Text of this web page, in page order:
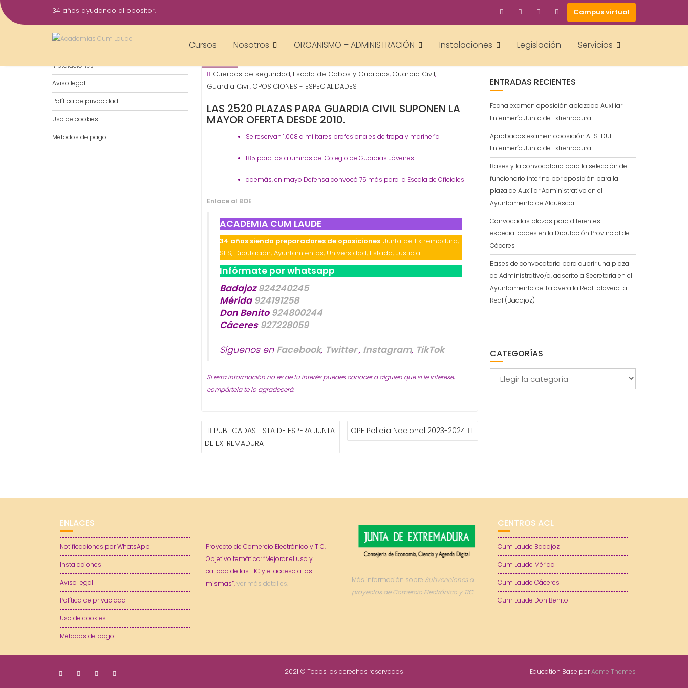
Saltar
al
34 años ayudando al opositor. Campus virtual
Cursos Nosotros ORGANISMO – ADMINISTRACIÓN Instalaciones Legislación Servicios
11 Gestor AcademiasCumLaude
Cuerpos de seguridad, Escala de Cabos y Guardias, Guardia Civil,
Guardia Civil, OPOSICIONES - ESPECIALIDADES
LAS 2520 PLAZAS PARA GUARDIA CIVIL SUPONEN LA
MAYOR OFERTA DESDE 2010.
Se reservan 1.008 a militares profesionales de tropa y marinería
185 para los alumnos del Colegio de Guardias Jóvenes
además, en mayo Defensa convocó 75 más para la Escala de Oficiales
Enlace al BOE
ACADEMIA CUM LAUDE
34 años siendo preparadores de oposiciones: Junta de Extremadura,
SES, Diputación, Ayuntamientos, Universidad, Estado, Justicia…
Infórmate por whatsapp
Badajoz924240245
Mérida 924191258
Don Benito 924800244
Cáceres 927228059
Síguenos en Facebook, Twitter, Instagram, TikTok
Si esta información no es de tu interés puedes conocer a alguien que si le interese,
compártela te lo agradecerá.
NAVEGACIÓN
DE
ENTRADAS
PUBLICADAS LISTA DE ESPERA JUNTA
DE EXTREMADURA
OPE Policía Nacional 2023-2024
Instalaciones
Aviso legal
Política de privacidad
Uso de cookies
Métodos de pago
ENTRADAS RECIENTES
Fecha examen oposición aplazado Auxiliar
Enfermería Junta de Extremadura
Aprobados examen oposición ATS-DUE
Enfermería Junta de Extremadura
Bases y la convocatoria para la selección de
funcionario interino por oposición para la
plaza de Auxiliar Administrativo en el
Ayuntamiento de Alcuéscar
Convocadas plazas para diferentes
especialidades en la Diputación Provincial de
Cáceres
Bases de convocatoria para cubrir una plaza
de Administrativo/a, adscrito a Secretaría en el
Ayuntamiento de Talavera la RealTalavera la
Real (Badajoz)
CATEGORÍAS
ENLACES
Notificaciones por WhatsApp
Instalaciones
Aviso legal
Política de privacidad
Uso de cookies
Métodos de pago
Proyecto de Comercio Electrónico y TIC.
Objetivo temático: “Mejorar el uso y
calidad de las TIC y el acceso a las
mismas”,ver más detalles. Más información sobre Subvenciones a
proyectos de Comercio Electrónico y TIC.
CENTROS ACL
Cum Laude Badajoz
Cum Laude Mérida
Cum Laude Cáceres
Cum Laude Don Benito
2021 © Todos los derechos reservados Education Base porAcme Themes